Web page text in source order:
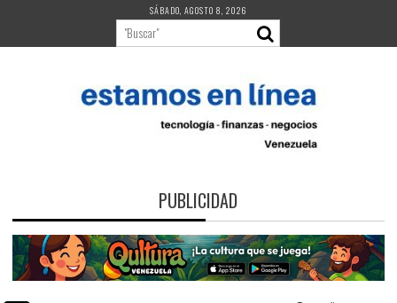
contenido
SÁBADO, AGOSTO 8, 2026
PUBLICIDAD